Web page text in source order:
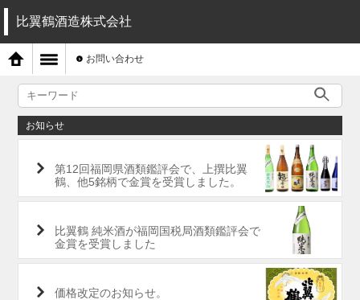
比翼鶴酒造株式会社
お問い合わせ
お知らせ
第12回福岡県酒類鑑評会で、上撰比翼
鶴、他5銘柄で金賞を受賞しました。
比翼鶴 純米酒が福岡国税局酒類鑑評会で
金賞を受賞しました
価格改定のお知らせ。